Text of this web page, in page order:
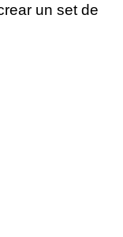
un set de